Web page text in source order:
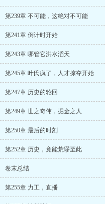
第239章 不可能，这绝对不可能
第241章 倒计时开始
第243章 哪管它洪水滔天
第245章 叶氏疯了，人才掠夺开始
第247章 历史的轮回
第249章 世之奇伟，掘金之人
第250章 最后的时刻
第252章 历史，竟能荒谬至此
卷末总结
第255章 力工，直播